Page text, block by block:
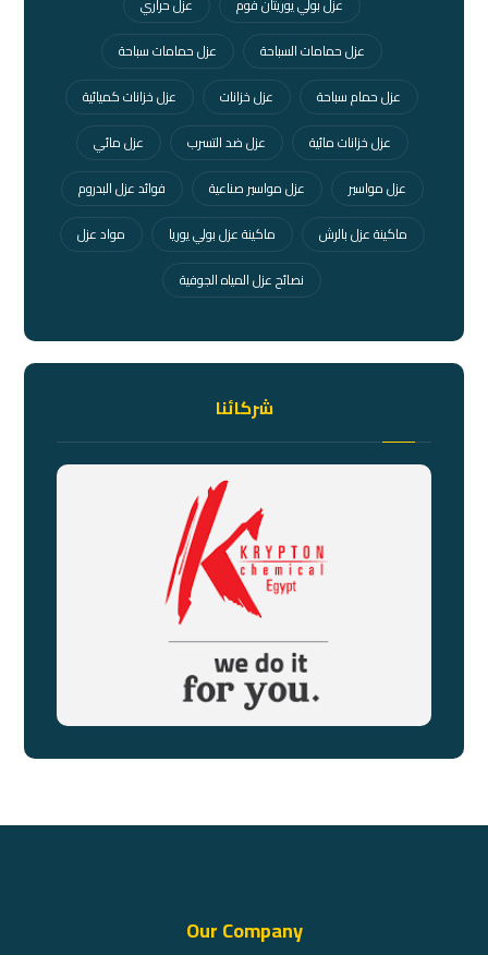
عزل حمامات السباحة
عزل حمامات سباحة
عزل حمام سباحة
عزل خزانات
عزل خزانات كميائية
عزل خزانات مائية
عزل ضد التسرب
عزل مائي
عزل مواسير
عزل مواسير صناعية
فوائد عزل البدروم
ماكينة عزل بالرش
ماكينة عزل بولي يوريا
مواد عزل
نصائح عزل المياه الجوفية
شركائنا
Our Company